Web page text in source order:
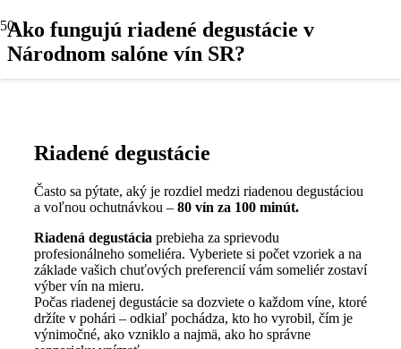
Ako fungujú riadené degustácie v
Národnom salóne vín SR?
Riadené degustácie
Často sa pýtate, aký je rozdiel medzi riadenou degustáciou
a voľnou ochutnávkou – 80 vín za 100 minút.
Riadená degustácia prebieha za sprievodu
profesionálneho someliéra. Vyberiete si počet vzoriek a na
základe vašich chuťových preferencií vám someliér zostaví
výber vín na mieru.
Počas riadenej degustácie sa dozviete o každom víne, ktoré
držíte v pohári – odkiaľ pochádza, kto ho vyrobil, čím je
výnimočné, ako vzniklo a najmä, ako ho správne